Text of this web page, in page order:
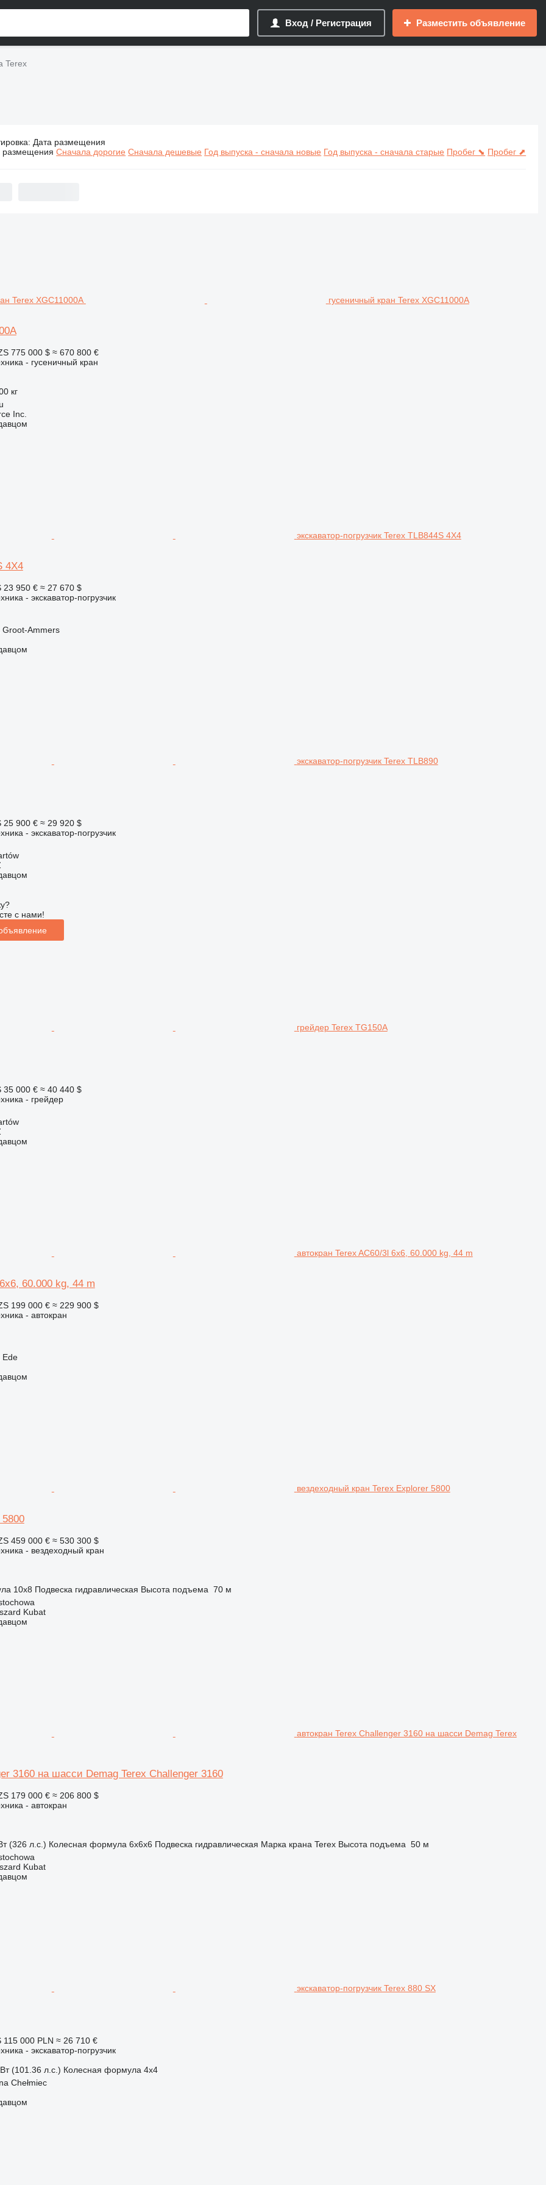
Вход / Регистрация Разместить объявление
Terex
Строительная техника Terex
: Дата размещения
размещения Сначала дорогие Сначала дешевые Год выпуска - сначала новые Год выпуска - сначала старые Пробег ⬊ Пробег ⬈
гусеничный кран Terex XGC11000A
775 000 $ ≈ 670 800 €
- гусеничный кран
кг
Inc.
экскаватор-погрузчик Terex TLB844S 4X4
4X4
23 950 € ≈ 27 670 $
- экскаватор-погрузчик
Ammers
экскаватор-погрузчик Terex TLB890
25 900 € ≈ 29 920 $
- экскаватор-погрузчик
с нами!
грейдер Terex TG150A
35 000 € ≈ 40 440 $
- грейдер
автокран Terex AC60/3l 6x6, 60.000 kg, 44 m
60.000 kg, 44 m
199 000 € ≈ 229 900 $
- автокран
вездеходный кран Terex Explorer 5800
459 000 € ≈ 530 300 $
- вездеходный кран
10x8 Подвеска гидравлическая Высота подъема 70 м
Kubat
автокран Terex Challenger 3160 на шасси Demag Terex
3160 на шасси Demag Terex Challenger 3160
179 000 € ≈ 206 800 $
- автокран
(326 л.с.) Колесная формула 6x6x6 Подвеска гидравлическая Марка крана Terex Высота подъема 50 м
Kubat
экскаватор-погрузчик Terex 880 SX
115 000 PLN ≈ 26 710 €
- экскаватор-погрузчик
(101.36 л.с.) Колесная формула 4x4
Chełmiec